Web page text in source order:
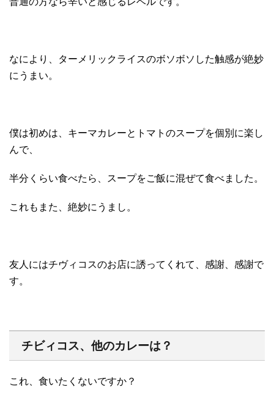
なにより、ターメリックライスのボソボソした触感が絶妙
にうまい。
僕は初めは、キーマカレーとトマトのスープを個別に楽し
んで、
半分くらい食べたら、スープをご飯に混ぜて食べました。
これもまた、絶妙にうまし。
友人にはチヴィコスのお店に誘ってくれて、感謝、感謝で
す。
チビィコス、他のカレーは？
これ、食いたくないですか？